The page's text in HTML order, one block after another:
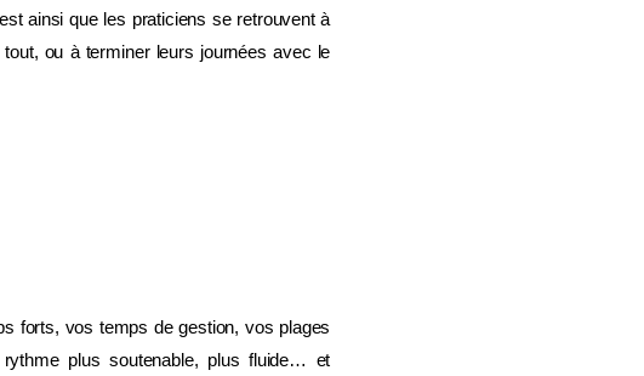
ainsi que les praticiens se retrouvent à
ou à terminer leurs journées avec le
forts, vos temps de gestion, vos plages
plus soutenable, plus fluide… et